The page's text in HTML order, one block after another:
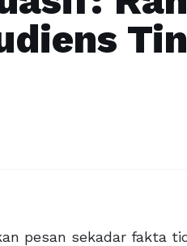
pesan sekadar fakta